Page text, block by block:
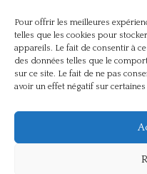
Pour offrir les meilleures
telles que les cookies pour
appareils. Le fait de consentir à
des données telles que le
sur ce site. Le fait de ne pas
avoir un effet négatif sur
Non classé(42)
Partis politiques,
Présentation(4)
Références(57)